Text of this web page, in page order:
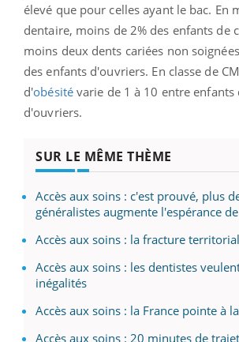
élevé que pour celles ayant le bac. En
dentaire, moins de 2% des enfants de
moins deux dents cariées non
des enfants d'ouvriers. En classe de
d'obésitévarie de 1 à 10 entre enfants
d'ouvriers.
SUR LE MÊME THÈME
Accès aux soins : c'est prouvé, plus
généralistes augmente l'espérance
Accès aux soins : la fracture
Accès aux soins : les dentistes
inégalités
Accès aux soins : la France pointe à
Accès aux soins : 20 minutes de